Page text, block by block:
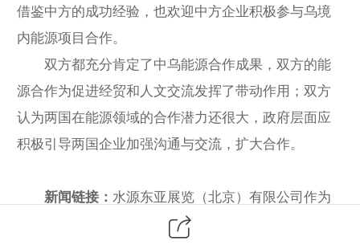
借鉴中方的成功经验，也欢迎中方企业积极参与乌境
内能源项目合作。
双方都充分肯定了中乌能源合作成果，双方的能
源合作为促进经贸和人文交流发挥了带动作用；双方
认为两国在能源领域的合作潜力还很大，政府层面应
积极引导两国企业加强沟通与交流，扩大合作。
新闻链接： 水源东亚展览（北京）有限公司作为
专业的展览组织机构，为中国企业巩固和拓展乌兹别